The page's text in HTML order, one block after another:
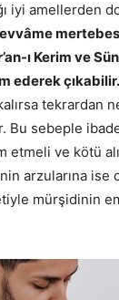
iyi amellerden
ı Kerim ve
ederek çıkabilir.
tekrardan
Bu sebeple
etmeli ve kötü
arzularına ise
mürşidinin